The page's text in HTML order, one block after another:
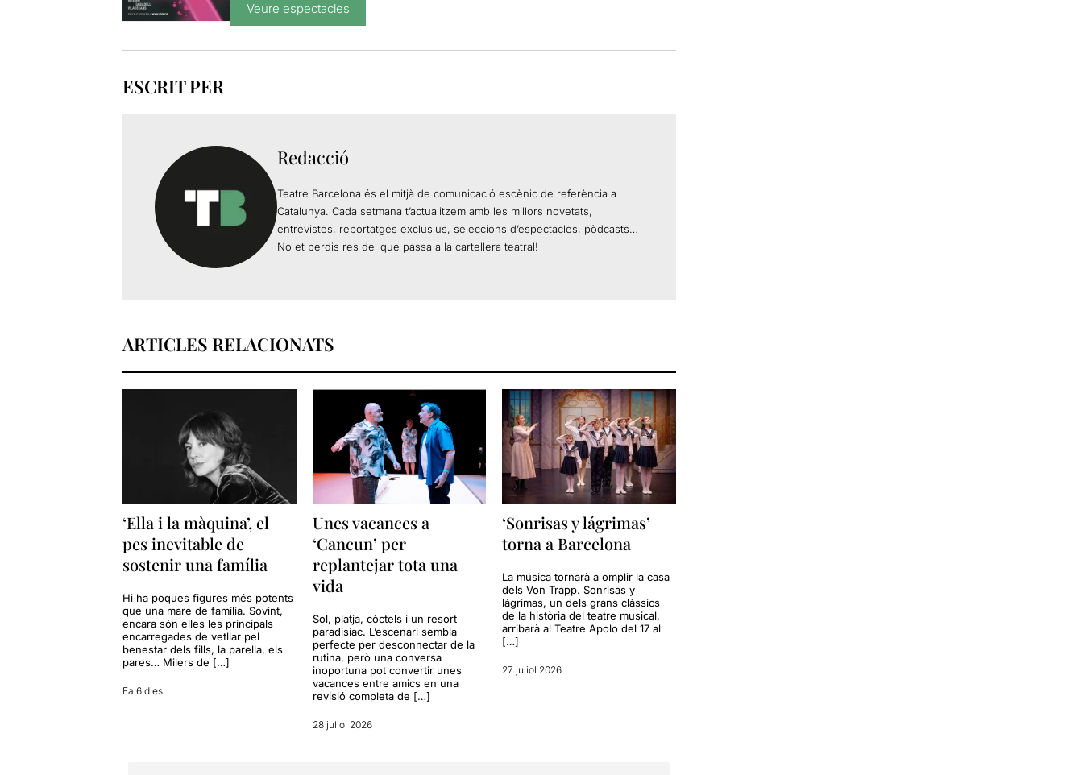
Veure espectacles
ESCRIT PER
Redacció
Teatre Barcelona és el mitjà de comunicació escènic de referència a
Catalunya. Cada setmana t’actualitzem amb les millors novetats,
entrevistes, reportatges exclusius, seleccions d’espectacles, pòdcasts…
No et perdis res del que passa a la cartellera teatral!
ARTICLES RELACIONATS
‘Ella i la màquina’, el
pes inevitable de
sostenir una família
Hi ha poques figures més potents
que una mare de família. Sovint,
encara són elles les principals
encarregades de vetllar pel
benestar dels fills, la parella, els
pares… Milers de […]
Fa 6 dies
Unes vacances a
‘Cancun’ per
replantejar tota una
vida
Sol, platja, còctels i un resort
paradisíac. L’escenari sembla
perfecte per desconnectar de la
rutina, però una conversa
inoportuna pot convertir unes
vacances entre amics en una
revisió completa de […]
28 juliol 2026
‘Sonrisas y lágrimas’
torna a Barcelona
La música tornarà a omplir la casa
dels Von Trapp. Sonrisas y
lágrimas, un dels grans clàssics
de la història del teatre musical,
arribarà al Teatre Apolo del 17 al
[…]
27 juliol 2026